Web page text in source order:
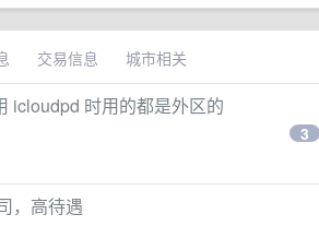
交易信息 城市相关
icloudpd 时用的都是外区的
3
，高待遇